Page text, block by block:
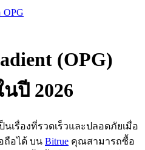
(OPG)
ปี 2026
ป็นเรื่องที่รวดเร็วและปลอดภัยเมื่อ
ถือได้ บน Bitrue คุณสามารถซื้อ